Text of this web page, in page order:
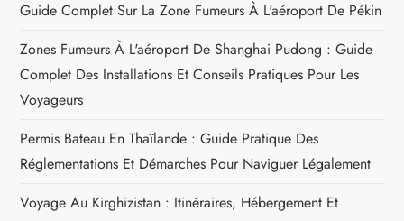
a
r
t
i
c
Guide Complet Sur La Zone Fumeurs À L'aéroport De Pékin
Zones Fumeurs À L'aéroport De Shanghai Pudong : Guide
Complet Des Installations Et Conseils Pratiques Pour Les
Voyageurs
Permis Bateau En Thaïlande : Guide Pratique Des
Réglementations Et Démarches Pour Naviguer Légalement
Voyage Au Kirghizistan : Itinéraires, Hébergement Et